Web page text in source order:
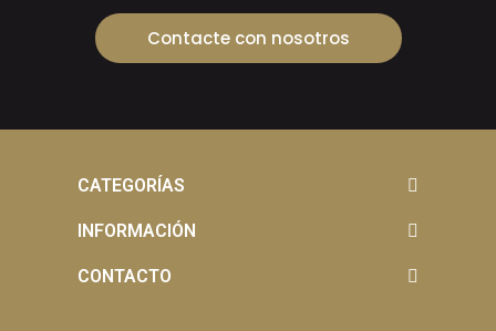
Contacte con nosotros
CATEGORÍAS
INFORMACIÓN
CONTACTO